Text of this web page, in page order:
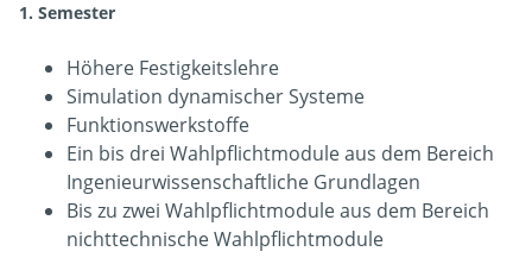
1. Semester
Höhere Festigkeitslehre
Simulation dynamischer Systeme
Funktionswerkstoffe
Ein bis drei Wahlpflichtmodule aus dem Bereich
Ingenieurwissenschaftliche Grundlagen
Bis zu zwei Wahlpflichtmodule aus dem Bereich
nichttechnische Wahlpflichtmodule